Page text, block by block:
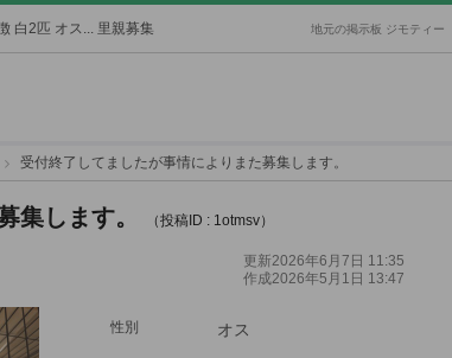
白2匹 オス... 里親募集 地元の掲示板 ジモティー
受付終了してましたが事情によりまた募集します。
集します。 （投稿ID : 1otmsv）
更新2026年6月7日 11:35
作成2026年5月1日 13:47
性別 オス